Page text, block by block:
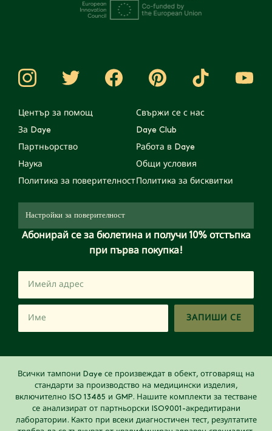
Център за помощ
Свържи се с нас
За Daye
Daye Club
Партньорство
Работа в Daye
Наука
Общи условия
Политика за поверителностПолитика за бисквитки
Настройки за поверителност
Абонирай се за бюлетина и получи 10% отстъпка
при първа покупка!
ЗАПИШИ СЕ
Всички тампони Daye се произвеждат в обект, отговарящ на
стандарти за производство на медицински изделия,
включително ISO 13485 и GMP. Нашите комплекти за тестване
се анализират от партньорски ISO9001-акредитирани
лаборатории. Както при всеки диагностичен тест, резултатите